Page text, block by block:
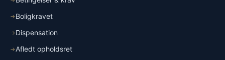
Boligkravet
Dispensation
Afledt opholdsret